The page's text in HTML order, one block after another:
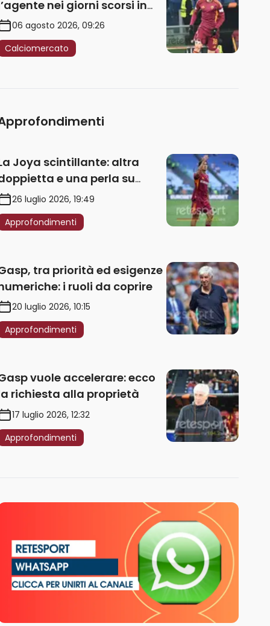
nei giorni scorsi in
06 agosto 2026, 09:26
Calciomercato
Joya scintillante: altra
e una perla su
– VIDEO
26 luglio 2026, 19:49
Approfondimenti
tra priorità ed esigenze
i ruoli da coprire
20 luglio 2026, 10:15
Approfondimenti
vuole accelerare: ecco
richiesta alla proprietà
17 luglio 2026, 12:32
Approfondimenti